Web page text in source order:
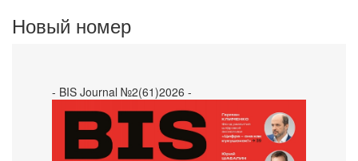
Новый номер
- BIS Journal №2(61)2026 -